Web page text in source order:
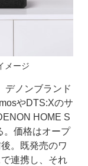
メージ
デノンブランド
やDTS:Xのサ
HOME S
。価格はオープ
。既発売のワ
連携し、それ